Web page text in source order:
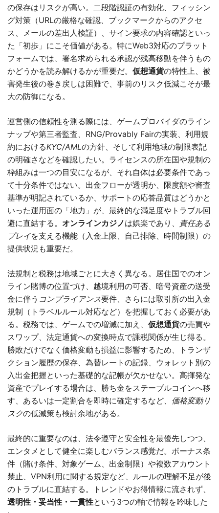
の保存はリスクが高い。二段階認証の有効化、フィッシン
グ対策（URLの厳格な確認、ブックマークからのアクセ
ス、メールの差出人検証）、サイン要求の内容確認といっ
た「初歩」にこそ価値がある。特にWeb3対応のプラット
フォームでは、署名求められる承認が残高移動を伴うもの
かどうかを読み解けるかが重要だ。 仮想通貨の特性上、被
害発生後の巻き戻しは困難で、事前のリスク低減こそが最
大の防御になる。
運営側の信頼性を測る際には、ゲームプロバイダのライン
ナップや第三者監査、RNG/Provably Fairの実装、利用規
約におけるKYC/AMLの方針、そして利用地域の制限表記
の明確さなどを確認したい。ライセンスの所在国や規制の
枠組みは一つの目安になるが、それ自体は必要条件であっ
て十分条件ではない。出金フローが透明か、限度額や審査
基準が明記されているか、サポートの応答品質はどうかと
いった運用面の「地力」が、最終的な満足度やトラブル回
避に直結する。 オンラインカジノは娯楽であり、 責任ある
プレイを支える機能（入金上限、自己排除、時間制限）の
提供状況も重要だ。
法規制と税務は地域ごとに大きく異なる。居住国でのオン
ライン賭博の位置づけ、越境利用の可否、暗号資産の送受
金に伴う コンプライアンス要件、さらには取引所の出入金
規制（トラベルルール対応など）を把握しておく必要があ
る。税務では、ゲームでの増減に加え、 仮想通貨の売買や
スワップ、法定通貨への変換時点で課税関係が生じ得る。
勝敗だけでなく価格変動も損益に影響するため、トランザ
クション履歴の保存、為替レートの記録、ウォレット別の
入出金把握といった基礎的な記帳が欠かせない。高揮発な
資産でプレイする場合は、勝ち金をステーブルコインへ移
す、あるいは一定割合を即時に確定するなど、 価格変動リ
スクの低減策も検討余地がある。
最終的に重要なのは、法令遵守と安全性を最優先しつつ、
エンタメとして健全に楽しむバランス感覚だ。ボーナス条
件（賭け条件、対象ゲーム、出金制限）や複数アカウント
禁止、VPN利用に関する規定など、ルールの理解不足が後
のトラブルに直結する。トレンドやお得情報に流されず、
透明性・妥当性・一貫性という3つの軸で情報を吟味した